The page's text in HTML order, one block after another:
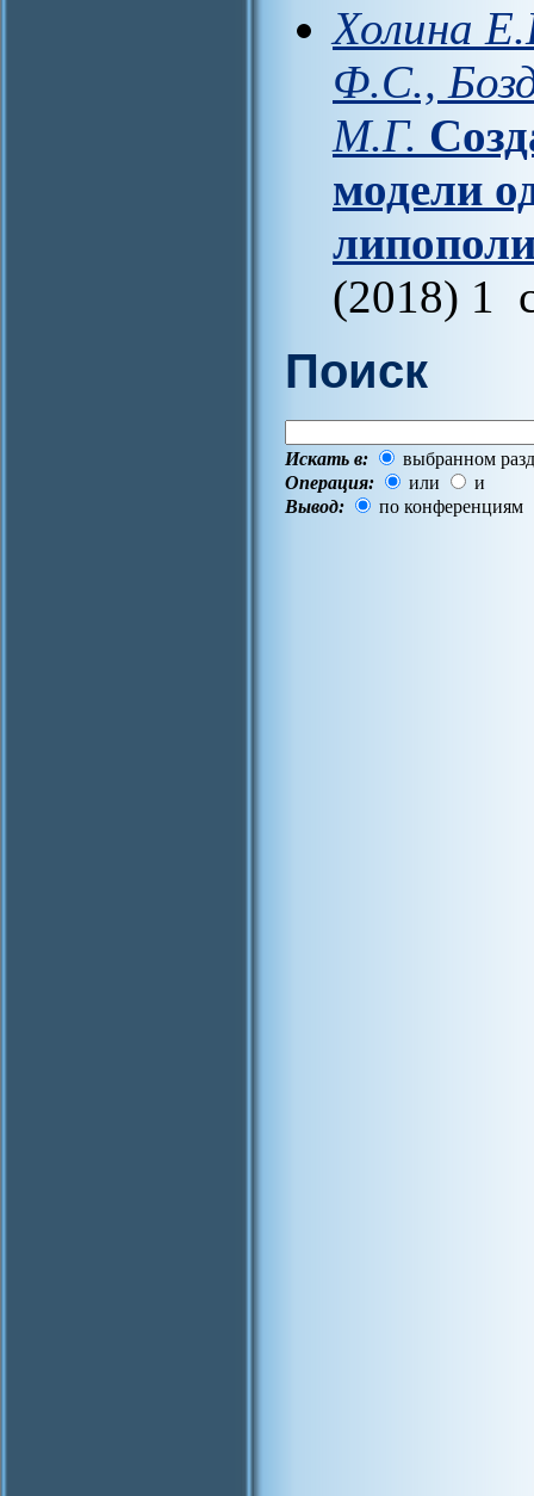
Холина
Ф.С.,
М.Г.
модели
(2018) 1
Поиск
Искать в:
выбранном
Операция:
или
и
Вывод:
по конференциям